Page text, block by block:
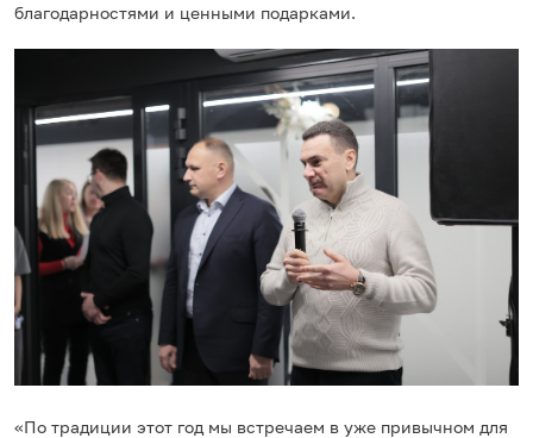
благодарностями и ценными подарками.
«По традиции этот год мы встречаем в уже привычном для